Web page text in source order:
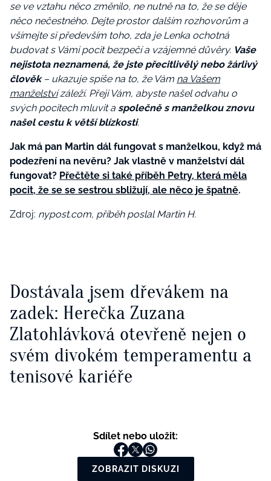
se ve vztahu něco změnilo, ne nutně na to, že se děje
něco nečestného. Dejte prostor dalším rozhovorům a
všímejte si především toho, zda je Lenka ochotná
budovat s Vámi pocit bezpečí a vzájemné důvěry. Vaše
nejistota neznamená, že jste přecitlivělý nebo žárlivý
člověk– ukazuje spíše na to, že Vám na Vašem
manželstvízáleží. Přeji Vám, abyste našel odvahu o
svých pocitech mluvit a společně s manželkou znovu
našel cestu k větší blízkosti.
Jak má pan Martin dál fungovat s manželkou, když má
podezření na nevěru? Jak vlastně v manželství dál
fungovat? Přečtěte si také příběh Petry, která měla
pocit, že se se sestrou sbližují, ale něco je špatně.
Zdroj: nypost.com, příběh poslal Martin H.
Dostávala jsem dřevákem na
zadek: Herečka Zuzana
Zlatohlávková otevřeně nejen o
svém divokém temperamentu a
tenisové kariéře
Sdílet nebo uložit:
ZOBRAZIT DISKUZI